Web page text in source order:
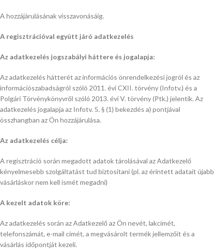
A hozzájárulásának visszavonásáig.
A regisztrációval együtt járó adatkezelés
Az adatkezelés jogszabályi háttere és jogalapja:
Az adatkezelés hátterét az információs önrendelkezési jogról és az
információszabadságról szóló 2011. évi CXII. törvény (Infotv.) és a
Polgári Törvénykönyvről szóló 2013. évi V. törvény (Ptk.) jelentik. Az
adatkezelés jogalapja az Infotv. 5. § (1) bekezdés a) pontjával
összhangban az Ön hozzájárulása.
Az adatkezelés célja:
A regisztráció során megadott adatok tárolásával az Adatkezelő
kényelmesebb szolgáltatást tud biztosítani (pl. az érintett adatait újabb
vásárláskor nem kell ismét megadni)
A kezelt adatok köre:
Az adatkezelés során az Adatkezelő az Ön nevét, lakcímét,
telefonszámát, e-mail címét, a megvásárolt termék jellemzőit és a
vásárlás időpontját kezeli.